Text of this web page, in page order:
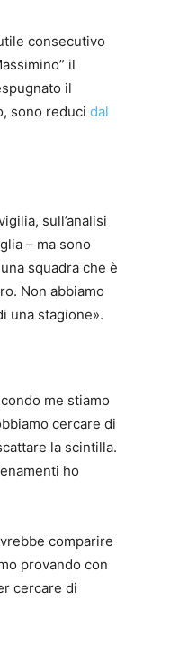
consecutivo
il
il
sono reduci dal
sull’analisi
– ma sono
squadra che è
Non abbiamo
una stagione».
me stiamo
cercare di
la scintilla.
ho
comparire
provando con
cercare di